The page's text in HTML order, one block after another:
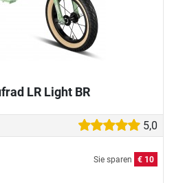
LR Light BR
5,0
Sie sparen € 10